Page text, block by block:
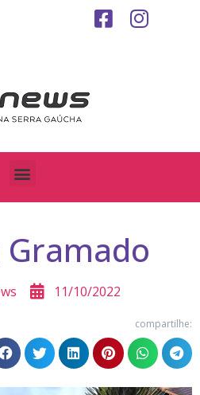
11/10/2022
compartilhe: